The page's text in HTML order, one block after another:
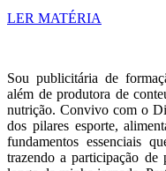
LER MATÉRIA
Sou publicitária de
além de produtora de
nutrição. Convivo com o
dos pilares esporte,
fundamentos essenciais
trazendo a participação de